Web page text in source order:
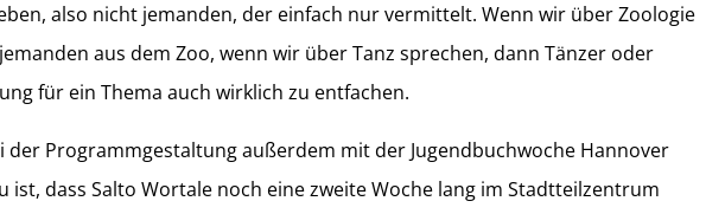
also nicht jemanden, der einfach nur vermittelt. Wenn wir über Zoologie
aus dem Zoo, wenn wir über Tanz sprechen, dann Tänzer oder
für ein Thema auch wirklich zu entfachen.
der Programmgestaltung außerdem mit der Jugendbuchwoche Hannover
ist, dass Salto Wortale noch eine zweite Woche lang im Stadtteilzentrum